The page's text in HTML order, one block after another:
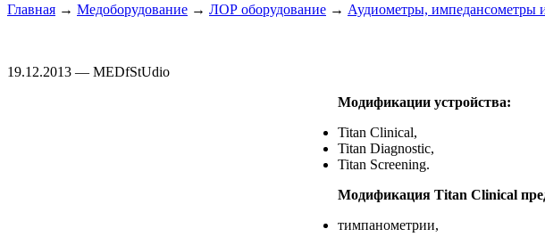
Главная → Медоборудование → ЛОР оборудование → Аудиометры, импедансометры
19.12.2013 — MEDfStUdio
Модификации устройства:
Titan Clinical,
Titan Diagnostic,
Titan Screening.
Модификация Titan Clinical
тимпанометрии,